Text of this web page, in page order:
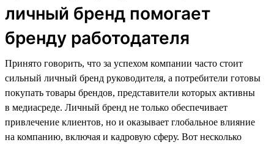
личный бренд помогает
бренду работодателя
Принято говорить, что за успехом компании часто стоит
сильный личный бренд руководителя, а потребители готовы
покупать товары брендов, представители которых активны
в медиасреде. Личный бренд не только обеспечивает
привлечение клиентов, но и оказывает глобальное влияние
на компанию, включая и кадровую сферу. Вот несколько